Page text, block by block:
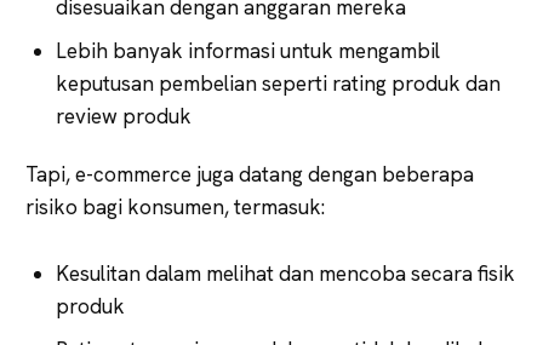
disesuaikan dengan anggaran mereka
Lebih banyak informasi untuk mengambil
keputusan pembelian seperti rating produk dan
review produk
Tapi, e-commerce juga datang dengan beberapa
risiko bagi konsumen, termasuk:
Kesulitan dalam melihat dan mencoba secara fisik
produk